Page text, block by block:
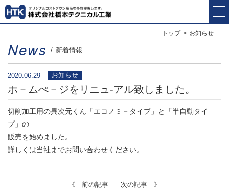
トップ お知らせ
News 新着情報
2020.06.29 お知らせ
ホ－ムぺ－ジをリニュ-アル致しました。
切削加工用の異次元くん「エコノミ－タイプ」と「半自動タイ
プ」の
販売を始めました。
詳しくは当社までお問い合わせください。
《 前の記事 次の記事 》